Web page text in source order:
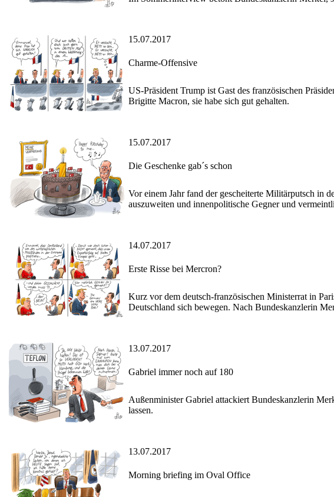
15.07.2017
Charme-Offensive
US-Präsident Trump ist Gast des französischen
Brigitte Macron, sie habe sich gut gehalten.
15.07.2017
Die Geschenke gab´s schon
Vor einem Jahr fand der gescheiterte Militärputsch in
auszuweiten und innenpolitische Gegner und
14.07.2017
Erste Risse bei Mercron?
Kurz vor dem deutsch-französischen Ministerrat in
Deutschland sich bewegen. Nach Bundeskanzlerin
13.07.2017
Gabriel immer noch auf 180
Außenminister Gabriel attackiert Bundeskanzlerin
lassen.
13.07.2017
Morning briefing im Oval Office